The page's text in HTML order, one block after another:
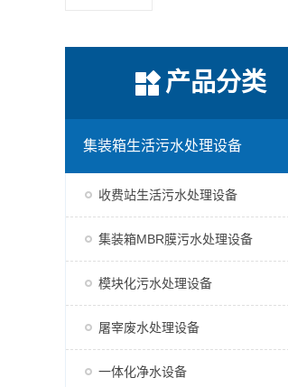
产品分类
集装箱生活污水处理设备
收费站生活污水处理设备
集装箱MBR膜污水处理设备
模块化污水处理设备
屠宰废水处理设备
一体化净水设备